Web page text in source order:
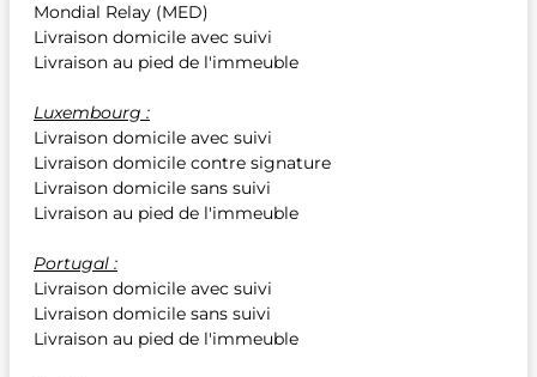
Mondial Relay (MED)
Livraison domicile avec suivi
Livraison au pied de l'immeuble
Luxembourg :
Livraison domicile avec suivi
Livraison domicile contre signature
Livraison domicile sans suivi
Livraison au pied de l'immeuble
Portugal :
Livraison domicile avec suivi
Livraison domicile sans suivi
Livraison au pied de l'immeuble